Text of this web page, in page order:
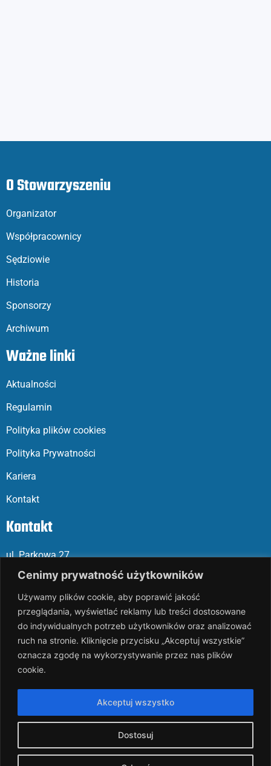
Cenimy prywatność użytkowników
Używamy plików cookie, aby poprawić jakość
przeglądania, wyświetlać reklamy lub treści dostosowane
do indywidualnych potrzeb użytkowników oraz analizować
ruch na stronie. Kliknięcie przycisku „Akceptuj wszystkie”
oznacza zgodę na wykorzystywanie przez nas plików
cookie.
Dostosuj
Akceptuj wszystko
O Stowarzyszeniu
Organizator
Współpracownicy
Sędziowie
Historia
Sponsorzy
Archiwum
Ważne linki
Aktualności
Regulamin
Polityka plików cookies
Polityka Prywatności
Kariera
Kontakt
Kontakt
ul. Parkowa 27
05-120 Legionowo
Mail: slalp@slalp.com.pl
Telefon: 732 86 6 667 | 731 466 667
KRS 0000289744
NIP 536-18 3-07-25
REGON 1411
Rachunek bankowy: PKO BP 17 1020 10
1054
slalp.com.pl Copyright © 2024
– Part of
BSK Group. All rights reserved.